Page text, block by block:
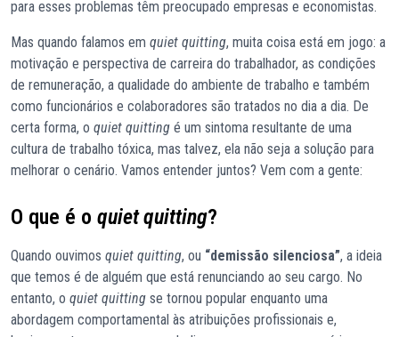
para esses problemas têm preocupado empresas e economistas.
Mas quando falamos em quiet quitting, muita coisa está em jogo: a
motivação e perspectiva de carreira do trabalhador, as condições
de remuneração, a qualidade do ambiente de trabalho e também
como funcionários e colaboradores são tratados no dia a dia. De
certa forma, o quiet quitting é um sintoma resultante de uma
cultura de trabalho tóxica, mas talvez, ela não seja a solução para
melhorar o cenário. Vamos entender juntos? Vem com a gente:
O que é o quiet quitting?
Quando ouvimos quiet quitting, ou “demissão silenciosa”, a ideia
que temos é de alguém que está renunciando ao seu cargo. No
entanto, o quiet quitting se tornou popular enquanto uma
abordagem comportamental às atribuições profissionais e,